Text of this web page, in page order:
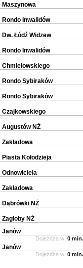
Maszynowa
Rondo Inwalidów
Dw. Łódź Widzew
Rondo Inwalidów
Chmielowskiego
Rondo Sybiraków
Rondo Sybiraków
Czajkowskiego
Augustów NŻ
Zakładowa
Piasta Kołodzieja
Odnowiciela
Zakładowa
Dąbrówki NŻ
Zagłoby NŻ
Janów
Dojeżdża w: 0 min.
Janów
Dojeżdża w: 0 min.